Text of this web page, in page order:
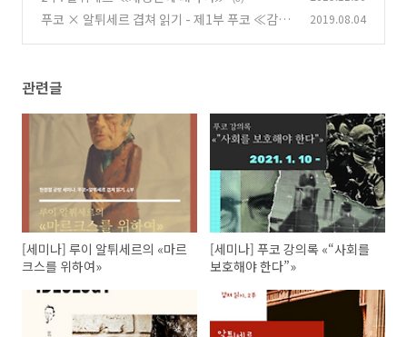
푸코 × 알튀세르 겹쳐 읽기 - 제1부 푸코 ≪감시
2019.08.04
관련글
[세미나] 루이 알튀세르의 «마르
크스를 위하여»
[세미나] 푸코 강의록 «“사회를
보호해야 한다”»